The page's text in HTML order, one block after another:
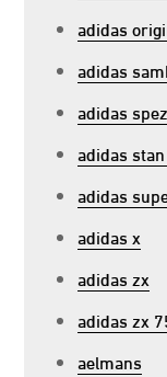
adidas
adidas
adidas
adidas
adidas
adidas x
adidas zx
adidas zx
aelmans